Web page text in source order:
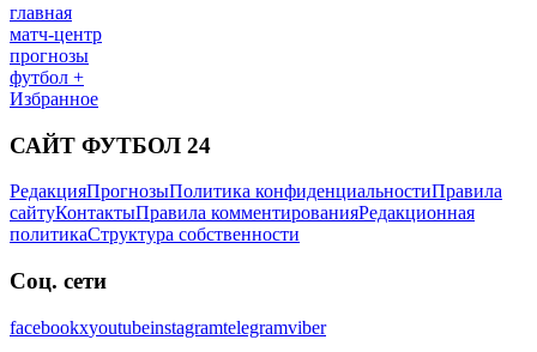
главная
матч-центр
прогнозы
футбол +
Избранное
САЙТ ФУТБОЛ 24
РедакцияПрогнозыПолитика конфиденциальностиПравила
сайтуКонтактыПравила комментированияРедакционная
политикаСтруктура собственности
Соц. сети
facebookxyoutubeinstagramtelegramviber